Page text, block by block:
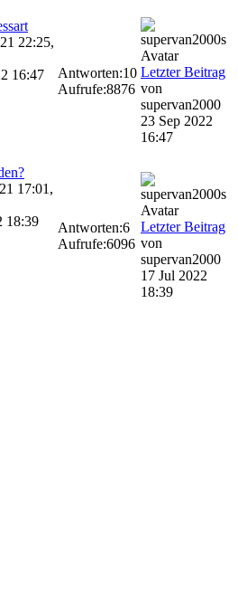
22:25,
16:47
Antworten:10
Aufrufe:8876
Letzter Beitrag
von
supervan2000
23 Sep 2022
16:47
17:01,
18:39
Antworten:6
Aufrufe:6096
Letzter Beitrag
von
supervan2000
17 Jul 2022
18:39